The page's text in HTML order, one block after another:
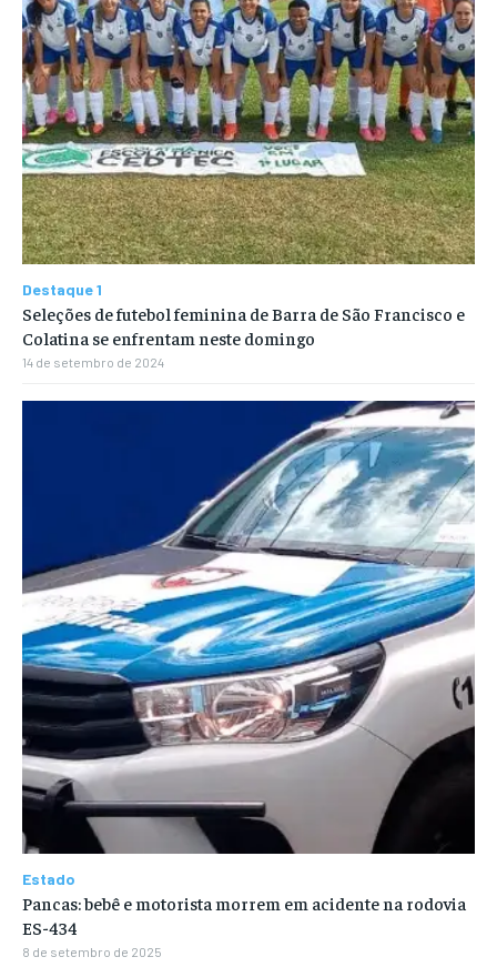
Destaque 1
Seleções de futebol feminina de Barra de São Francisco e
Colatina se enfrentam neste domingo
14 de setembro de 2024
Estado
Pancas: bebê e motorista morrem em acidente na rodovia
ES-434
8 de setembro de 2025